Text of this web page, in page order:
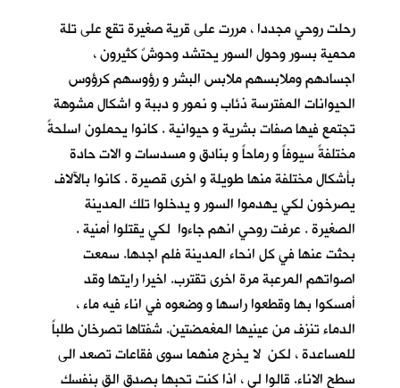
رحلت روحي مجددا ، مررت على قرية صغيرة تقع على تلة
محمية بسور وحول السور يحتشد وحوشٌ كثيرون ،
اجسادهم وملابسهم ملابس البشر و رؤوسهم كرؤوس
الحيوانات المفترسة ذئاب و نمور و دببة و اشكال مشوهة
تجتمع فيها صفات بشرية و حيوانية . كانوا يحملون اسلحةً
مختلفةً سيوفاً و رماحاً و بنادق و مسدسات و الات حادة
بأشكال مختلفة منها طويلة و اخرى قصيرة . كانوا بالآلاف
يصرخون لكي يهدموا السور و يدخلوا تلك المدينة
الصغيرة . عرفت روحي انهم جاءوا لكي يقتلوا أمنية .
بحثت عنها في كل انحاء المدينة فلم اجدها. سمعت
اصواتهم المرعبة مرة اخرى تقترب. اخيرا رايتها وقد
أمسكوا بها وقطعوا راسها و وضعوه في اناء فيه ماء ،
الدماء تنزف من عينيها المغمضتين. شفتاها تصرخان طلباً
للمساعدة ، لكن لا يخرج منهما سوى فقاعات تصعد الى
سطح الاناء. قالوا لي ، اذا كنت تحبها بصدق القِ بنفسك